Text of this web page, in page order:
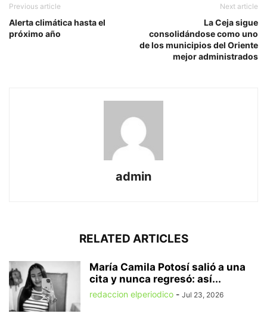
Previous article
Alerta climática hasta el
próximo año
Next article
La Ceja sigue
consolidándose como uno
de los municipios del Oriente
mejor administrados
admin
RELATED ARTICLES
María Camila Potosí salió a una
cita y nunca regresó: así...
redaccion elperiodico - Jul 23, 2026